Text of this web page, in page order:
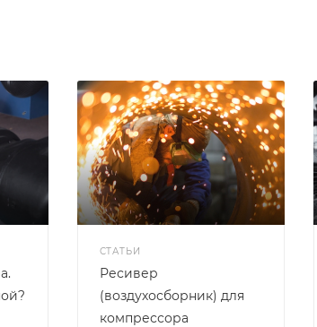
СТАТЬИ
Ресивер
(воздухосборник) для
компрессора